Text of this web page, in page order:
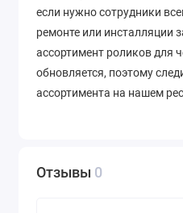
если нужно сотрудники
ремонте или инсталляции
ассортимент роликов для
обновляется, поэтому
ассортимента на нашем
Отзывы 0